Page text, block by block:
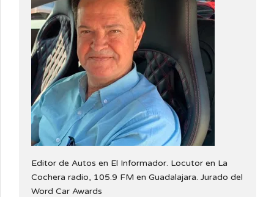
Editor de Autos en El Informador. Locutor en La
Cochera radio, 105.9 FM en Guadalajara. Jurado del
Word Car Awards